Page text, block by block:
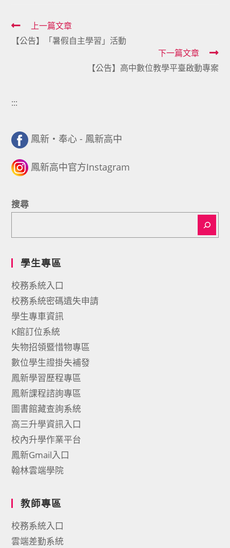
Read
more
上一篇文章
【公告】「暑假自主學習」活動
下一篇文章
【公告】高中數位教學平臺啟動專案
:::
鳳新・奉心 - 鳳新高中
鳳新高中官方Instagram
搜尋
學生專區
校務系統入口
校務系統密碼遺失申請
學生專車資訊
K館訂位系統
失物招領暨惜物專區
數位學生證掛失補發
鳳新學習歷程專區
鳳新課程諮詢專區
圖書館藏查詢系統
高三升學資訊入口
校內升學作業平台
鳳新Gmail入口
翰林雲端學院
教師專區
校務系統入口
雲端差勤系統